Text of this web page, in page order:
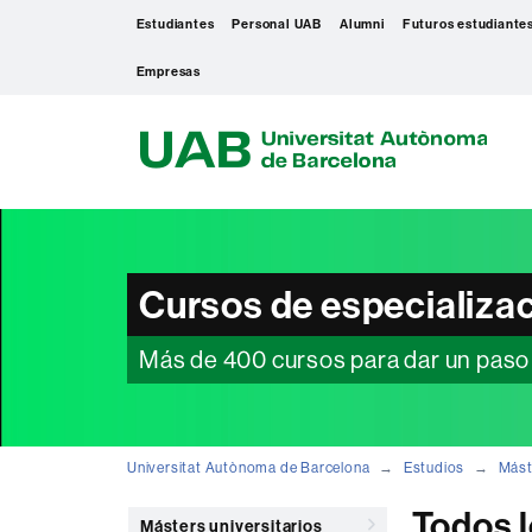
Estudiantes Personal UAB Alumni Futuros estudiantes
Empresas
A
Cursos de
Más de 400 cursos para dar un
Universitat Autònoma de Barcelona Estudios
Másters universitarios